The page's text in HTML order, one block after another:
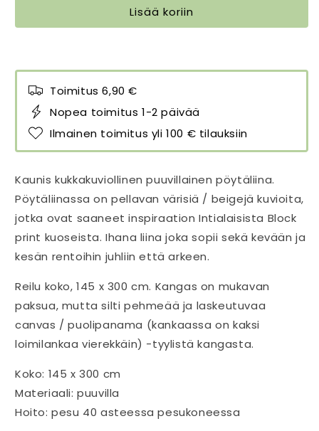
Lisää koriin
Toimitus 6,90 €
Nopea toimitus 1-2 päivää
Ilmainen toimitus yli 100 € tilauksiin
Kaunis kukkakuviollinen puuvillainen pöytäliina.
Pöytäliinassa on pellavan värisiä / beigejä kuvioita,
jotka ovat saaneet inspiraation Intialaisista Block
print kuoseista. Ihana liina joka sopii sekä kevään ja
kesän rentoihin juhliin että arkeen.
Reilu koko, 145 x 300 cm. Kangas on mukavan
paksua, mutta silti pehmeää ja laskeutuvaa
canvas / puolipanama (kankaassa on kaksi
loimilankaa vierekkäin) -tyylistä kangasta.
Koko: 145 x 300 cm
Materiaali: puuvilla
Hoito: pesu 40 asteessa pesukoneessa